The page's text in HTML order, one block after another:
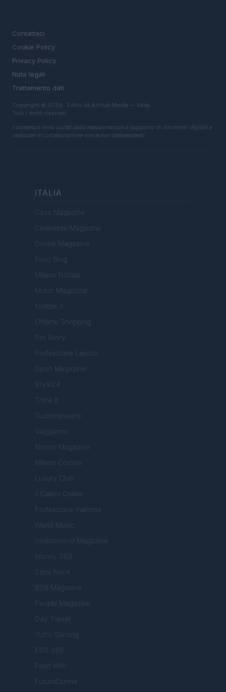
Contattaci
Cookie Policy
Privacy Policy
Note legali
Trattamento dati
Copyright © 2026 · Edito da AdHub Media — Italia
Tutti i diritti riservati
I contenuti sono curati dalla redazione con il supporto di strumenti digitali e
realizzati in collaborazione con autori indipendenti.
ITALIA
Casa Magazine
Cineverse Magazine
Donne Magazine
Food Blog
Milano Notizie
Motor Magazine
Notizie.it
Offerte Shopping
Pet Story
Professione Lavoro
Sport Magazine
Style24
Think.it
Tuobenessere
Viaggiamo
Nonne Magazine
Milano Cortina
Luxury Club
Il Calcio Online
Professione mamma
World Music
Investimenti Magazine
Money 365
Zona Nerd
B2B Magazine
People Magazine
Day Travel
Tutto Gaming
ESG 365
Food Wiki
FuturoDonna